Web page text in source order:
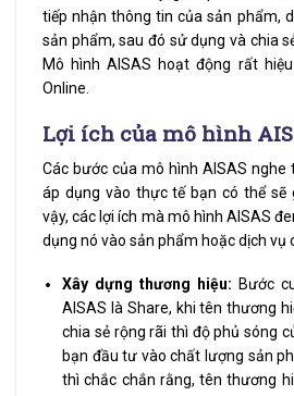
tiếp nhận thông tin của sản phẩm,
sản phẩm, sau đó sử dụng và chia
Mô hình AISAS hoạt động rất
Online.
Lợi ích của mô hình
Các bước của mô hình AISAS nghe
áp dụng vào thực tế bạn có thể sẽ
vậy, các lợi ích mà mô hình AISAS
dụng nó vào sản phẩm hoặc dịch vụ
Xây dựng thương hiệu: Bước
AISAS là Share, khi tên thương
chia sẻ rộng rãi thì độ phủ sóng
bạn đầu tư vào chất lượng sản
thì chắc chắn rằng, tên thương